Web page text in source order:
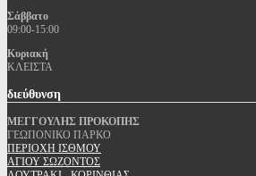
Σάββατο
09:00-15:00
Κυριακή
ΚΛΕΙΣΤΑ
διεύθυνση
ΜΕΓΓΟΥΛΗΣ ΠΡΟΚΟΠΗΣ
ΓΕΩΠΟΝΙΚΟ ΠΑΡΚΟ
ΠΕΡΙΟΧΗ ΙΣΘΜΟΥ
ΑΓΙΟΥ ΣΩΖΟΝΤΟΣ